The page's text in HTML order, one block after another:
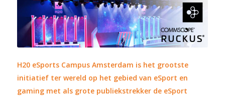
H20 eSports Campus Amsterdam is het grootste
initiatief ter wereld op het gebied van eSport en
gaming met als grote publiekstrekker de eSport